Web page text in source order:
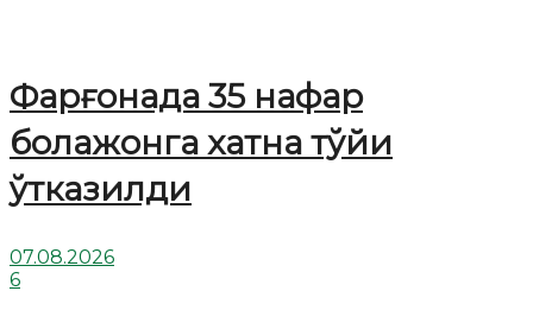
Фарғонада 35 нафар
болажонга хатна тўйи
ўтказилди
07.08.2026
6